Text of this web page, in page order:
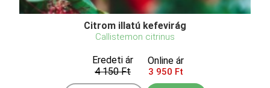
Citrom illatú kefevirág
Callistemon citrinus
Eredeti ár
4 150 Ft
Online ár
3 950 Ft